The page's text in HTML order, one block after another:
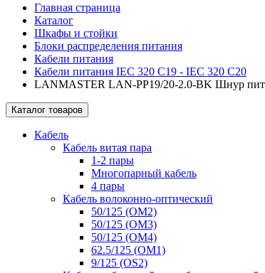
Главная страница
Каталог
Шкафы и стойки
Блоки распределения питания
Кабели питания
Кабели питания IEC 320 C19 - IEC 320 C20
LANMASTER LAN-PP19/20-2.0-BK Шнур
Каталог товаров
Кабель
Кабель витая пара
1-2 пары
Многопарный кабель
4 пары
Кабель волоконно-оптический
50/125 (OM2)
50/125 (OM3)
50/125 (OM4)
62.5/125 (OM1)
9/125 (OS2)